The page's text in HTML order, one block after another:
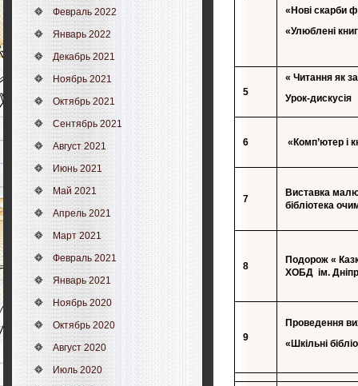
Февраль 2022
Январь 2022
Декабрь 2021
Ноябрь 2021
Октябрь 2021
Сентябрь 2021
Август 2021
Июнь 2021
Май 2021
Апрель 2021
Март 2021
Февраль 2021
Январь 2021
Ноябрь 2020
Октябрь 2020
Август 2020
Июль 2020
«Нові скарби
«Улюблені
5
« Читання як
Урок-дискусія
6 «Комп’ютер і
7
Виставка
бібліотека
8
Подорож «
ХОБД ім.
9
Проведення
«Шкільні